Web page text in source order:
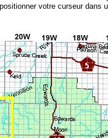
votre curseur dans